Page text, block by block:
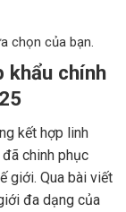
chọn của bạn.
khẩu chính
kết hợp linh
đã chinh phục
giới. Qua bài viết
đa dạng của